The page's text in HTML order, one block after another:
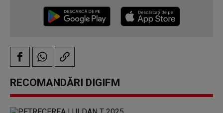
RECOMANDĂRI DIGIFM